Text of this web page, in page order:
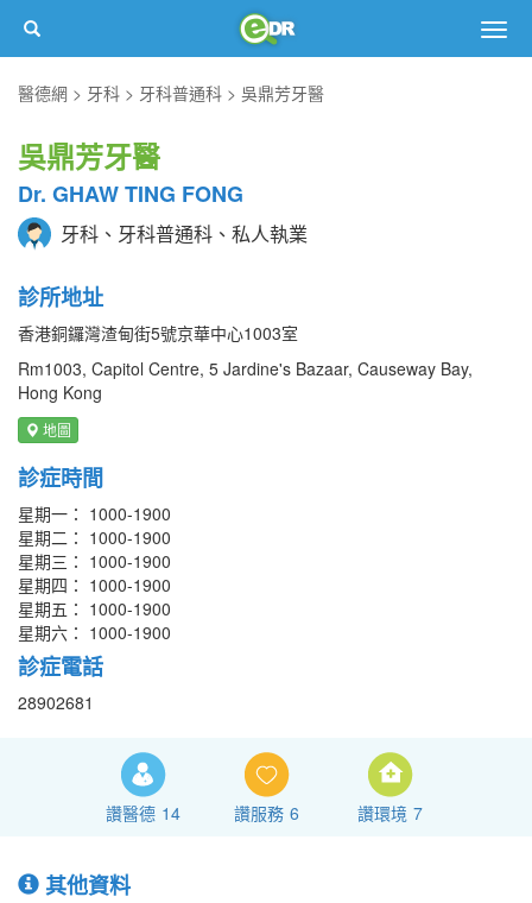
醫德網
牙科 牙科普通科 吳鼎芳牙醫
吳鼎芳牙醫
Dr. GHAW TING FONG
牙科、牙科普通科、私人執業
診所地址
香港銅鑼灣渣甸街5號京華中心1003室
Rm1003, Capitol Centre, 5 Jardine's Bazaar, Causeway Bay,
Hong Kong
地圖
診症時間
星期一： 1000-1900
星期二： 1000-1900
星期三： 1000-1900
星期四： 1000-1900
星期五： 1000-1900
星期六： 1000-1900
診症電話
28902681
讚醫德 14 讚服務 6 讚環境 7
其他資料